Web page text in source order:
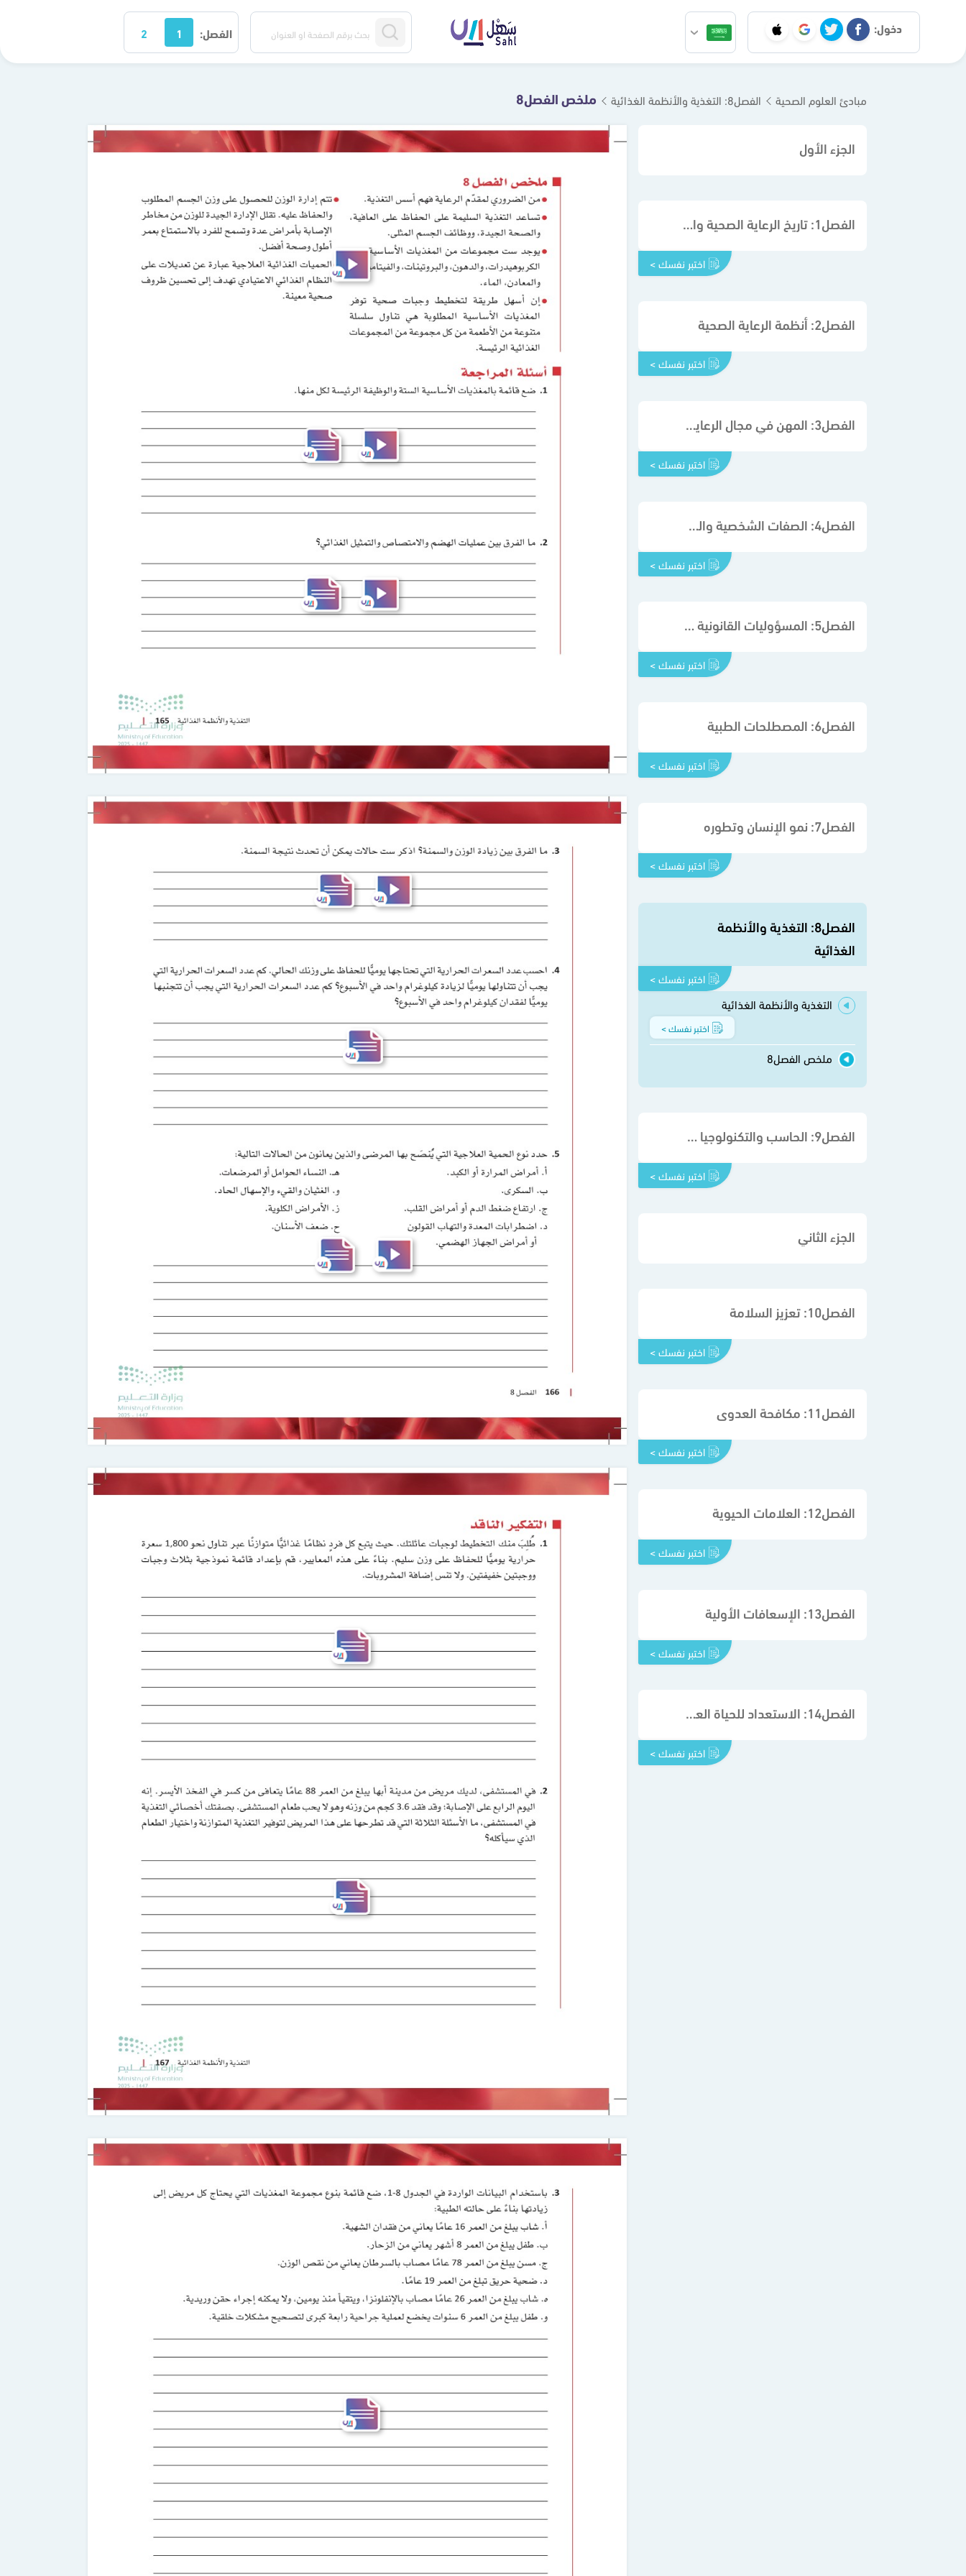
دخول: الفصل: 1
2
مبادئ العلوم الصحية الفصل8: التغذية والأنظمة الغذائية ملخص الفصل8
الجزء الأول
الفصل1: تاريخ الرعاية الصحية والاتجاهات الحديثة فيها
اختبر نفسك >
الفصل2: أنظمة الرعاية الصحية
اختبر نفسك >
الفصل3: المهن في مجال الرعاية الصحية
اختبر نفسك >
الفصل4: الصفات الشخصية والمهنية لأعضاء فريق الرعاية الصحية
اختبر نفسك >
الفصل5: المسؤوليات القانونية والأخلاقية
اختبر نفسك >
الفصل6: المصطلحات الطبية
اختبر نفسك >
الفصل7: نمو الإنسان وتطوره
اختبر نفسك >
الفصل8: التغذية والأنظمة
الغذائية
اختبر نفسك >
التغذية والأنظمة الغذائية
اختبر نفسك >
ملخص الفصل8
الفصل9: الحاسب والتكنولوجيا في الرعاية الصحية
اختبر نفسك >
الجزء الثاني
الفصل10: تعزيز السلامة
اختبر نفسك >
الفصل11: مكافحة العدوى
اختبر نفسك >
الفصل12: العلامات الحيوية
اختبر نفسك >
الفصل13: الإسعافات الأولية
اختبر نفسك >
الفصل14: الاستعداد للحياة العملية
اختبر نفسك >